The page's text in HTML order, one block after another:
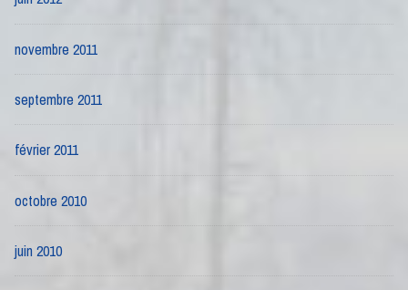
novembre 2011
septembre 2011
février 2011
octobre 2010
juin 2010